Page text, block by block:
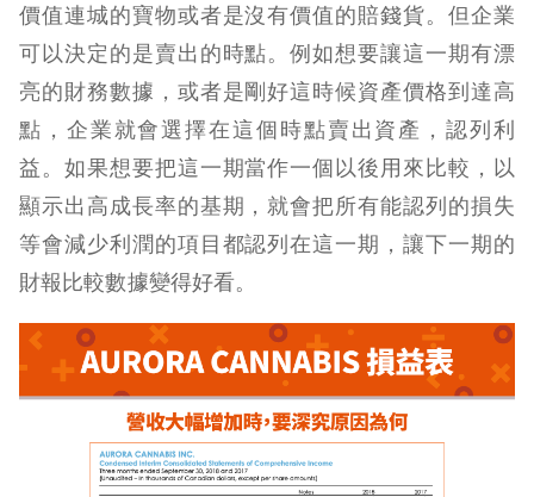
價值連城的寶物或者是沒有價值的賠錢貨。但企業
可以決定的是賣出的時點。例如想要讓這一期有漂
亮的財務數據，或者是剛好這時候資產價格到達高
點，企業就會選擇在這個時點賣出資產，認列利
益。如果想要把這一期當作一個以後用來比較，以
顯示出高成長率的基期，就會把所有能認列的損失
等會減少利潤的項目都認列在這一期，讓下一期的
財報比較數據變得好看。